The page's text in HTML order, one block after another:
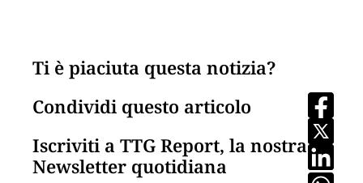
Ti è piaciuta questa notizia?
Condividi questo articolo
Iscriviti a TTG Report, la nostra
Newsletter quotidiana